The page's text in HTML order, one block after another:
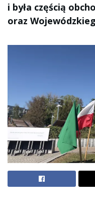
i była częścią
oraz